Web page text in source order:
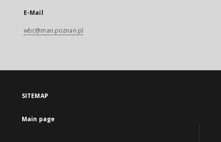
E-Mail
wbc@man.poznan.pl
SITEMAP
Main page